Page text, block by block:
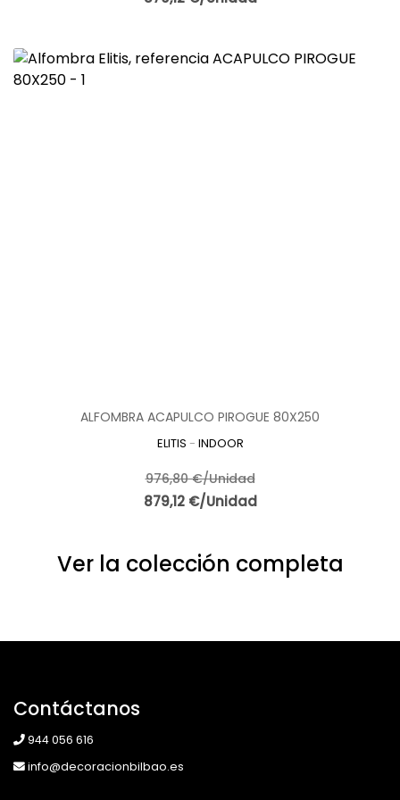
ALFOMBRA ACAPULCO PIROGUE 80X250
ELITIS - INDOOR
976,80 €/Unidad
879,12 €/Unidad
Ver la colección completa
Contáctanos
944 056 616
info@decoracionbilbao.es